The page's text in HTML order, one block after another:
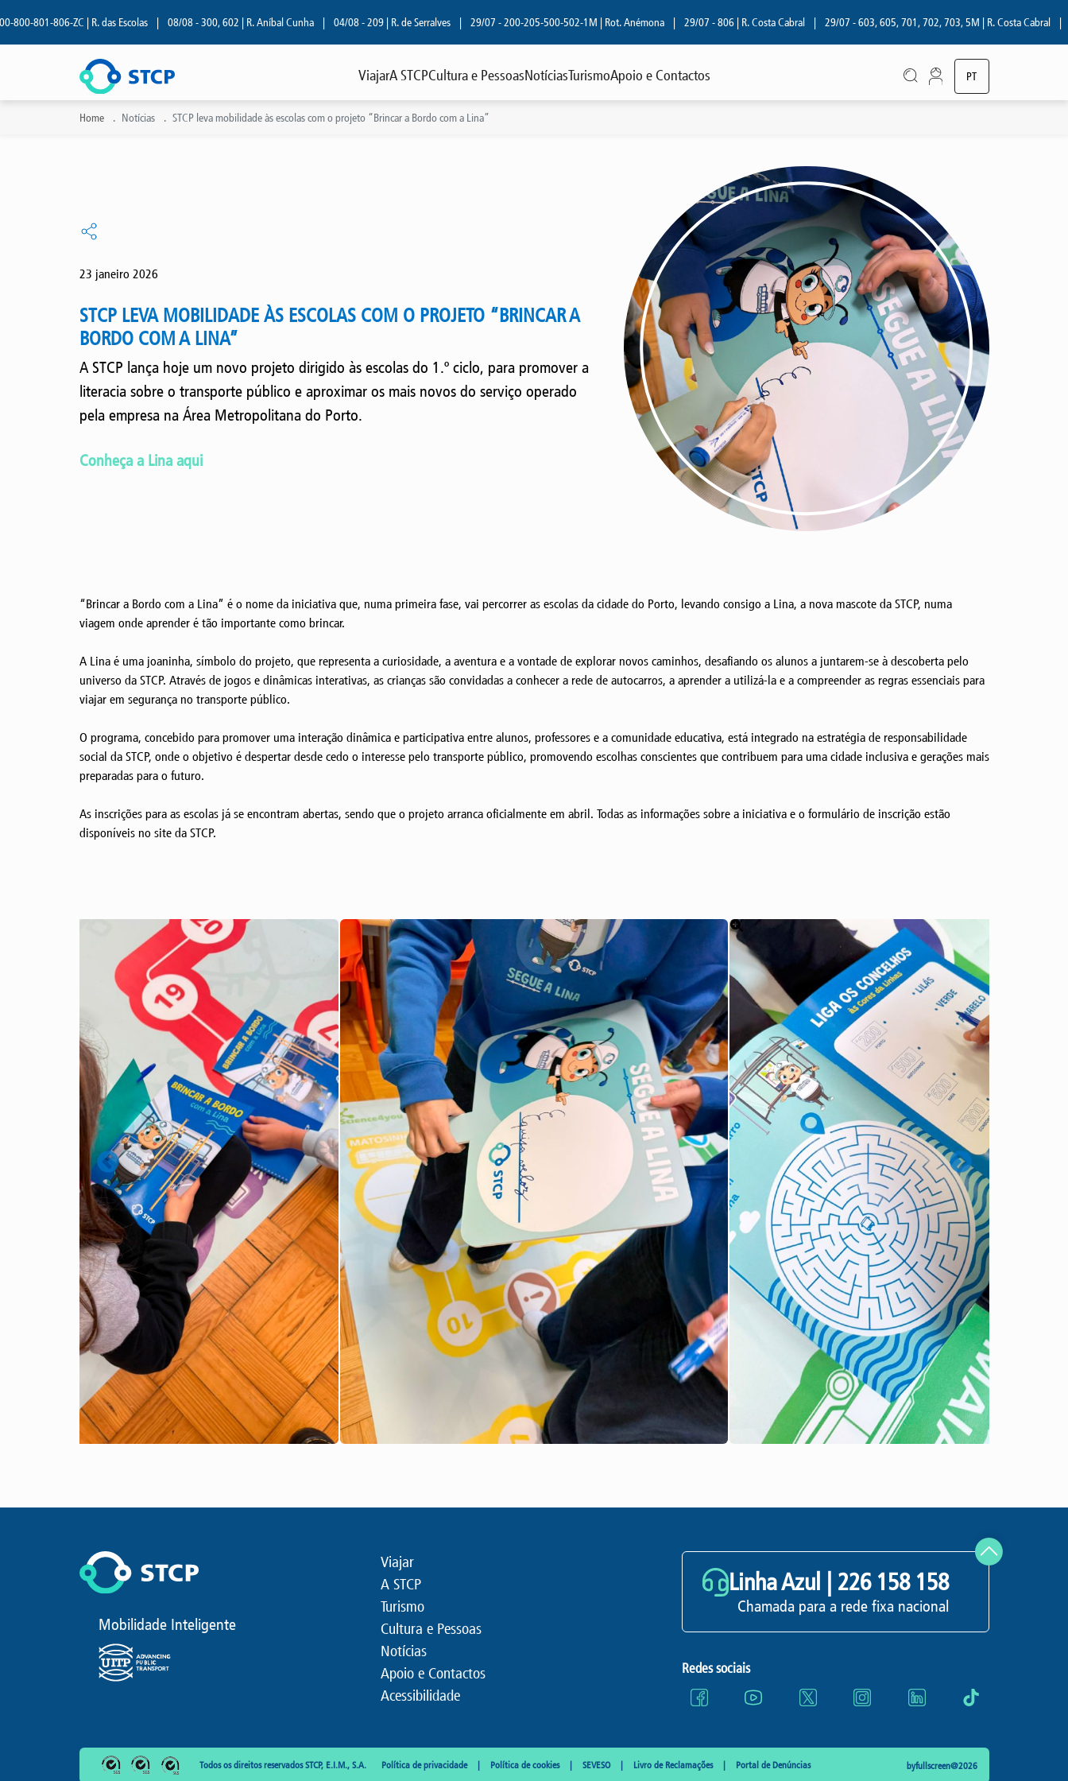
806-ZC | R. das Escolas | 08/08 - 300, 602 | R. Aníbal Cunha | 04/08 - 209 | R. de Serralves | 29/07 - 200-205-500-502-1M | Rot. Anémona | 29/07 - 806 | R. Costa Cabral | 29/07 - 603, 605, 701, 702, 703, 5M | R. Costa Cabral | 28/07 -
ViajarA STCPCultura e PessoasNotíciasTurismoApoio e Contactos PT
Home
Notícias STCP leva mobilidade às escolas com o projeto “Brincar a Bordo com a Lina”
23 janeiro 2026
STCP LEVA MOBILIDADE ÀS ESCOLAS COM O PROJETO “BRINCAR A
BORDO COM A LINA”
A STCP lança hoje um novo projeto dirigido às escolas do 1.º ciclo, para promover a
literacia sobre o transporte público e aproximar os mais novos do serviço operado
pela empresa na Área Metropolitana do Porto.
Conheça a Lina aqui
“Brincar a Bordo com a Lina” é o nome da iniciativa que, numa primeira fase, vai percorrer as escolas da cidade do Porto, levando consigo a Lina, a nova mascote da STCP, numa
viagem onde aprender é tão importante como brincar.
A Lina é uma joaninha, símbolo do projeto, que representa a curiosidade, a aventura e a vontade de explorar novos caminhos, desafiando os alunos a juntarem-se à descoberta pelo
universo da STCP. Através de jogos e dinâmicas interativas, as crianças são convidadas a conhecer a rede de autocarros, a aprender a utilizá-la e a compreender as regras essenciais para
viajar em segurança no transporte público.
O programa, concebido para promover uma interação dinâmica e participativa entre alunos, professores e a comunidade educativa, está integrado na estratégia de responsabilidade
social da STCP, onde o objetivo é despertar desde cedo o interesse pelo transporte público, promovendo escolhas conscientes que contribuem para uma cidade inclusiva e gerações mais
preparadas para o futuro.
As inscrições para as escolas já se encontram abertas, sendo que o projeto arranca oficialmente em abril. Todas as informações sobre a iniciativa e o formulário de inscrição estão
disponíveis no site da STCP.
Mobilidade Inteligente
Viajar
A STCP
Turismo
Cultura e Pessoas
Notícias
Apoio e Contactos
Acessibilidade
Linha Azul | 226 158 158
Chamada para a rede fixa nacional
Redes sociais
Todos os direitos reservados STCP, E.I.M., S.A. Política de privacidade Política de cookies SEVESO Livro de Reclamações Portal de Denúncias byfullscreen@2026